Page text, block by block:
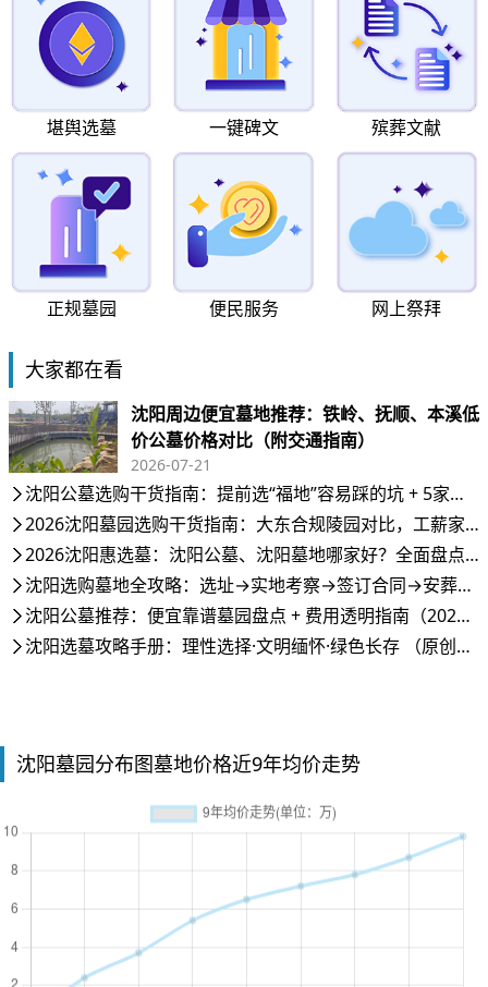
堪舆选墓 一键碑文 殡葬文献
正规墓园 便民服务 网上祭拜
大家都在看
沈阳周边便宜墓地推荐：铁岭、抚顺、本溪低
价公墓价格对比（附交通指南）
2026-07-21
沈阳公墓选购干货指南：提前选“福地”容易踩的坑 + 5家正规墓园横向对比
2026沈阳墓园选购干货指南：大东合规陵园对比，工薪家庭高较好墓园推荐！
2026沈阳惠选墓：沈阳公墓、沈阳墓地哪家好？全面盘点与推荐指南
沈阳选购墓地全攻略：选址→实地考察→签订合同→安葬流程详解
沈阳公墓推荐：便宜靠谱墓园盘点 + 费用透明指南（2026年参考）
沈阳选墓攻略手册：理性选择·文明缅怀·绿色长存 （原创实用指南，助力沈阳市民践行新时代文明祭扫新风尚）
沈阳墓园分布图墓地价格近9年均价走势